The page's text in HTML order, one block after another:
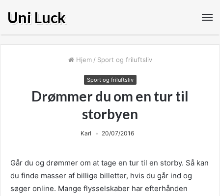
Uni Luck
Hjem / Sport og friluftsliv
Sport og friluftsliv
Drømmer du om en tur til
storbyen
Karl 20/07/2016
Går du og drømmer om at tage en tur til en storby. Så kan
du finde masser af billige billetter, hvis du går ind og
søger online. Mange flysselskaber har efterhånden